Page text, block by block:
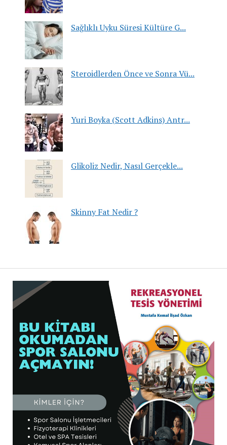
Sağlıklı Uyku Süresi Kültüre G...
Steroidlerden Önce ve Sonra Vü...
Yuri Boyka (Scott Adkins) Antr...
Glikoliz Nedir, Nasıl Gerçekle...
Skinny Fat Nedir ?